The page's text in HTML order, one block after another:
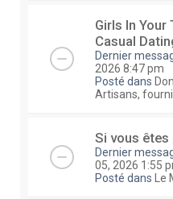
Girls In
Casual
Dernier
2026 8:47 pm
Posté dans
Artisans,
Si vous êtes
Dernier
05, 2026 1:55
Posté dans